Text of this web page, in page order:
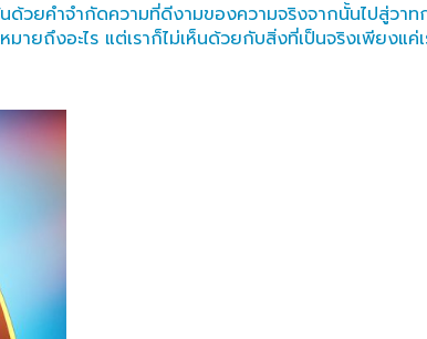
วยคำจำกัดความที่ดีงามของความจริงจากนั้นไปสู่วา
ยถึงอะไร แต่เราก็ไม่เห็นด้วยกับสิ่งที่เป็นจริงเพียงแค่